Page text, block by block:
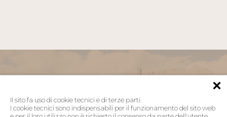
Il sito fa uso di cookie tecnici e di terze parti.
I cookie tecnici sono indispensabili per il funzionamento del sito web